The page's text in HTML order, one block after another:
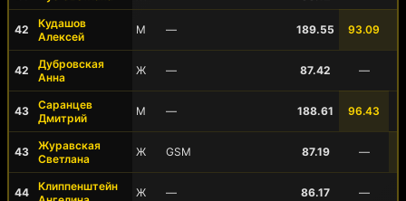
42
Кудашов
Алексей
М — 189.55 93.09
42
Дубровская
Анна
Ж — 87.42 —
43
Саранцев
Дмитрий
М — 188.61 96.43
43
Журавская
Светлана
Ж GSM 87.19 —
44
Клиппенштейн
Ж — 86.17 —